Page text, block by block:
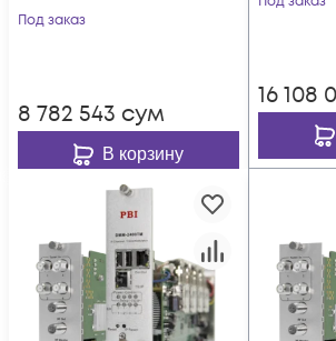
PBI DMM-1000
Под заказ
8 782 543 сум
В корзину
16 108